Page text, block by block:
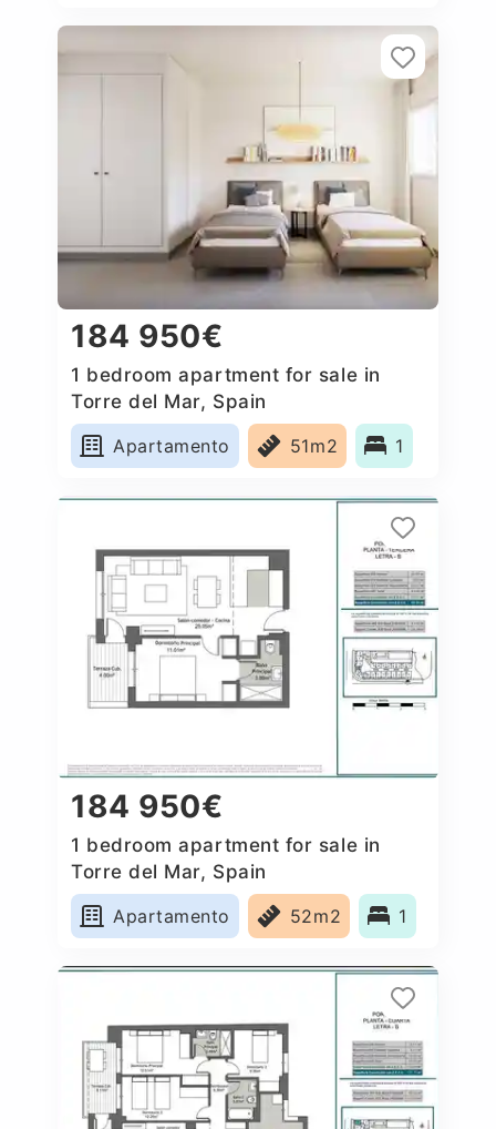
184 950€
1 bedroom apartment for sale in
Torre del Mar, Spain
Apartamento
51m2 1
184 950€
1 bedroom apartment for sale in
Torre del Mar, Spain
Apartamento
52m2 1